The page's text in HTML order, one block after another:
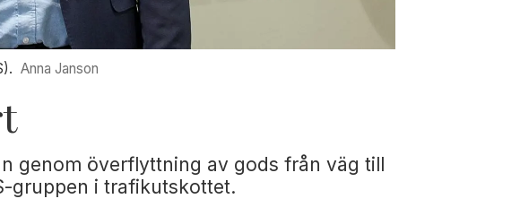
Anna Janson
genom överflyttning av gods från väg till
gruppen i trafikutskottet.